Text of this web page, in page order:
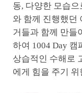
동, 다양한 모습
와 함께 진행했던
거들과 함께 만들
하여 1004 Day 캠
상습적인 수해로
에게 힘을 주기 위